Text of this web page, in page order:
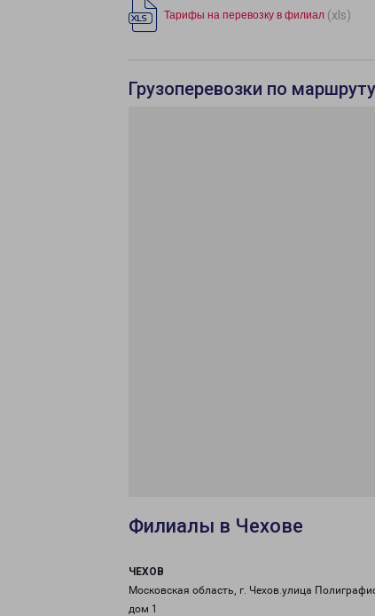
Тарифы на перевозку в филиал (xls)
Грузоперевозки по
Филиалы в Чехове
ЧЕХОВ
Московская область, г. Чехов.улица
дом 1